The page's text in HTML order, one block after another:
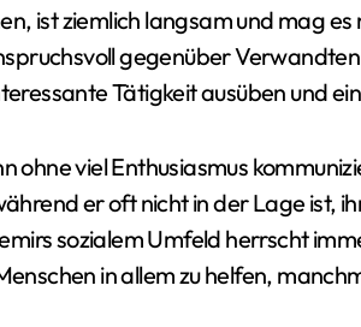
ist ziemlich langsam und mag
gegenüber
Tätigkeit ausüben und
ohne viel Enthusiasmus
er oft nicht in der Lage ist,
sozialem Umfeld herrscht
in allem zu helfen,